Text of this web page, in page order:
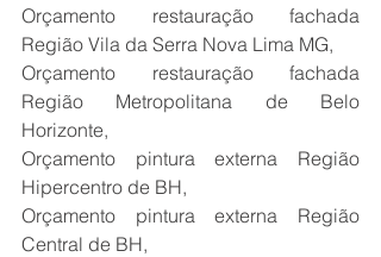
Orçamento restauração fachada
Região Vila da Serra Nova Lima MG,
Orçamento restauração fachada
Região Metropolitana de Belo
Horizonte,
Orçamento pintura externa Região
Hipercentro de BH,
Orçamento pintura externa Região
Central de BH,